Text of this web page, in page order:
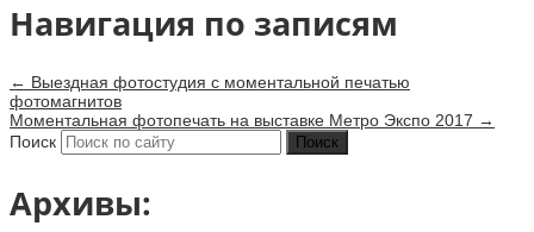
Навигация по записям
← Выездная фотостудия с моментальной печатью
фотомагнитов
Моментальная фотопечать на выставке Метро Экспо 2017 →
Поиск
Архивы: